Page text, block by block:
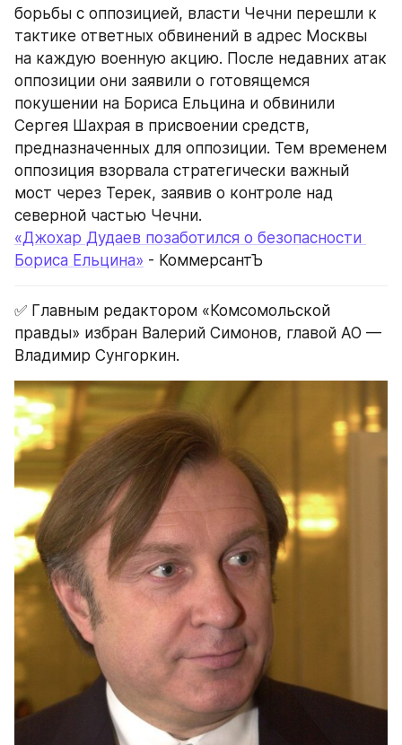
борьбы с оппозицией, власти Чечни перешли к
тактике ответных обвинений в адрес Москвы
на каждую военную акцию. После недавних атак
оппозиции они заявили о готовящемся
покушении на Бориса Ельцина и обвинили
Сергея Шахрая в присвоении средств,
предназначенных для оппозиции. Тем временем
оппозиция взорвала стратегически важный
мост через Терек, заявив о контроле над
северной частью Чечни.
«Джохар Дудаев позаботился о безопасности
Бориса Ельцина» - КоммерсантЪ
✅ Главным редактором «Комсомольской
правды» избран Валерий Симонов, главой АО —
Владимир Сунгоркин.